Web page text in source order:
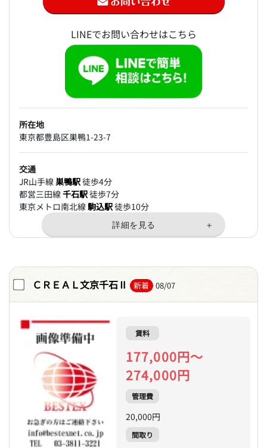
LINEでお問い合わせはこちら
所在地
東京都豊島区巣鴨1-23-7
交通
JR山手線巣鴨駅徒歩4分
都営三田線千石駅徒歩7分
東京メトロ南北線駒込駅徒歩10分
ＣＲＥＡＬ文京千石Ⅱ 新着 08/07
賃料
177,000円～
274,000円
管理費
20,000円
間取り